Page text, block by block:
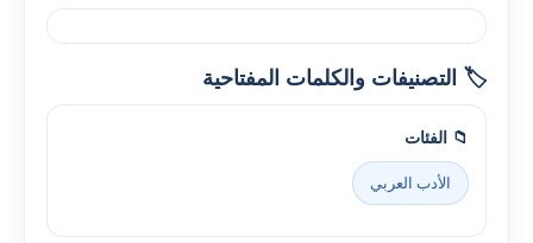
🏷️ التصنيفات والكلمات المفتاحية
📁 الفئات
الأدب العربي